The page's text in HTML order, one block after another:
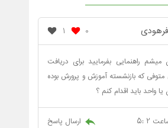
0
1
میشم راهنمایی بفرمایید برای دریافت
که بازنشسته آموزش و پرورش بوده
یا واحد باید اقدام کنم ؟
ارسال پاسخ